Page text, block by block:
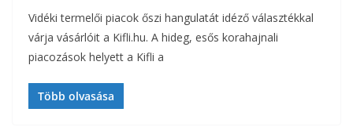
Vidéki termelői piacok őszi hangulatát idéző választékkal
várja vásárlóit a Kifli.hu. A hideg, esős korahajnali
piacozások helyett a Kifli a
Több olvasása